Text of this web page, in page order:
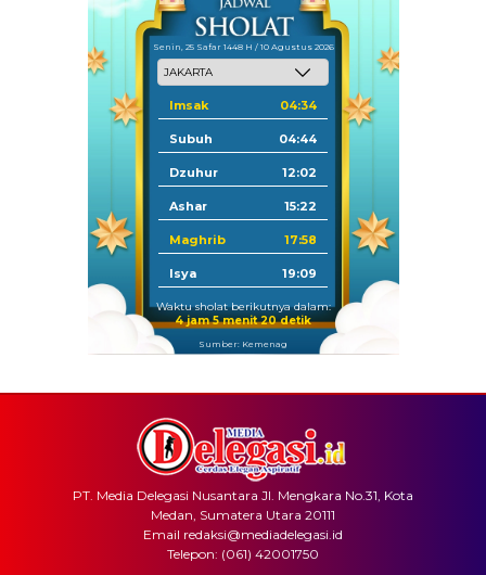
Senin, 25 Safar 1448 H / 10 Agustus 2026
Imsak 04:34
Subuh 04:44
Dzuhur 12:02
Ashar 15:22
Maghrib 17:58
Isya 19:09
Waktu sholat berikutnya dalam:
4 jam 5 menit 20 detik
Sumber: Kemenag
PT. Media Delegasi Nusantara Jl. Mengkara No.31, Kota
Medan, Sumatera Utara 20111
Email redaksi@mediadelegasi.id
Telepon: (061) 42001750